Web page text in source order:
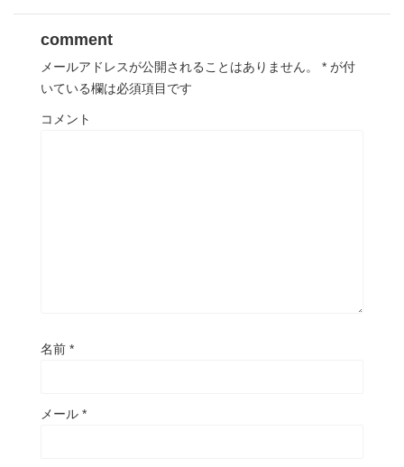
comment
メールアドレスが公開されることはありません。 * が付
いている欄は必須項目です
コメント
名前 *
メール *